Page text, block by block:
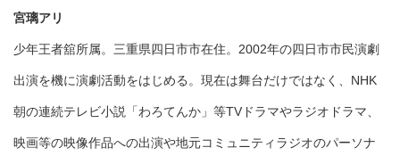
宮璃アリ
少年王者舘所属。三重県四日市市在住。2002年の四日市市民演劇
出演を機に演劇活動をはじめる。現在は舞台だけではなく、NHK
朝の連続テレビ小説「わろてんか」等TVドラマやラジオドラマ、
映画等の映像作品への出演や地元コミュニティラジオのパーソナ